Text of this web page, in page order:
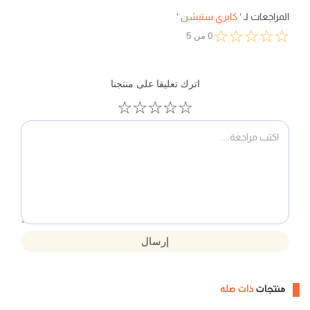
المراجعات لـ ‘كابري ستيشن ‘
☆
☆
☆
☆
☆
0 من
اترك تعليقا على منتجنا
☆
☆
☆
☆
☆
إرسال
منتجاتذات صله